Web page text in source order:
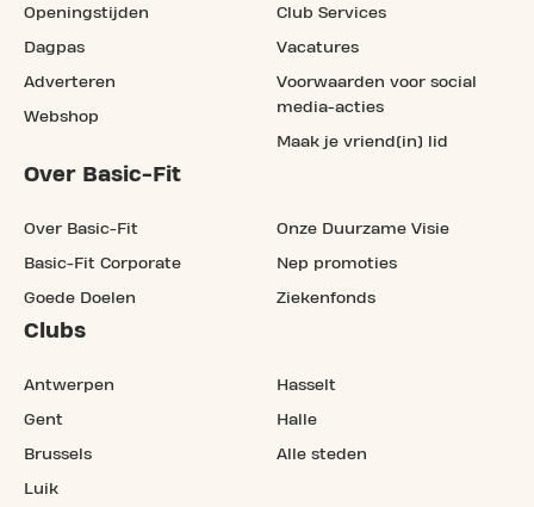
Openingstijden
Dagpas
Adverteren
Webshop
Club Services
Vacatures
Voorwaarden voor social
media-acties
Maak je vriend(in) lid
Over Basic-Fit
Over Basic-Fit
Basic-Fit Corporate
Goede Doelen
Onze Duurzame Visie
Nep promoties
Ziekenfonds
Clubs
Antwerpen
Gent
Brussels
Luik
Hasselt
Halle
Alle steden